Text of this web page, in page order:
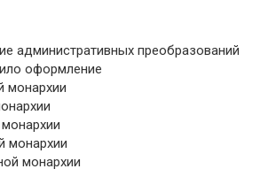
административных преобразований
оформление
монархии
монархии
монархии